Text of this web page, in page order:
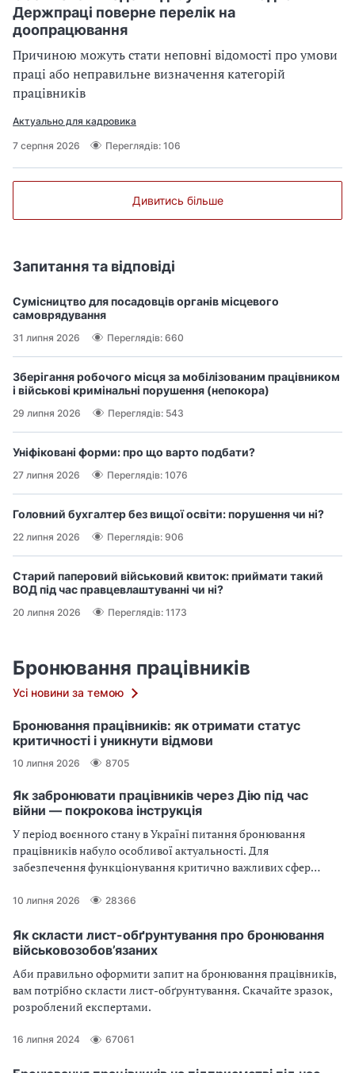
Держпраці поверне перелік на
доопрацювання
Причиною можуть стати неповні відомості про умови
праці або неправильне визначення категорій
працівників
Актуально для кадровика
7 серпня 2026 Переглядів: 106
Дивитись більше
Запитання та відповіді
Сумісництво для посадовців органів місцевого
самоврядування
31 липня 2026 Переглядів: 660
Зберігання робочого місця за мобілізованим працівником
і військові кримінальні порушення (непокора)
29 липня 2026 Переглядів: 543
Уніфіковані форми: про що варто подбати?
27 липня 2026 Переглядів: 1076
Головний бухгалтер без вищої освіти: порушення чи ні?
22 липня 2026 Переглядів: 906
Старий паперовий військовий квиток: приймати такий
ВОД під час правцевлаштуванні чи ні?
20 липня 2026 Переглядів: 1173
Бронювання працівників
Усі новини за темою
Бронювання працівників: як отримати статус
критичності і уникнути відмови
10 липня 2026 8705
Як забронювати працівників через Дію під час
війни — покрокова інструкція
У період воєнного стану в Україні питання бронювання
працівників набуло особливої актуальності. Для
забезпечення функціонування критично важливих сфер
через електронний сервіс «Дія». У цій статті розглянемо
10 липня 2026 28366
Як скласти лист-обґрунтування про бронювання
військовозобов’язаних
Аби правильно оформити запит на бронювання працівників,
вам потрібно скласти лист-обґрунтування. Скачайте зразок,
розроблений експертами.
16 липня 2024 67061